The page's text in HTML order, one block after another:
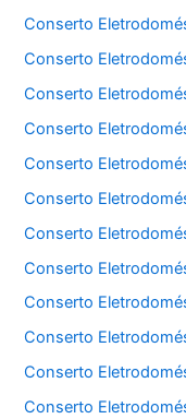
Conserto
Conserto
Conserto
Conserto
Conserto
Conserto
Conserto
Conserto
Conserto
Conserto
Conserto
Conserto